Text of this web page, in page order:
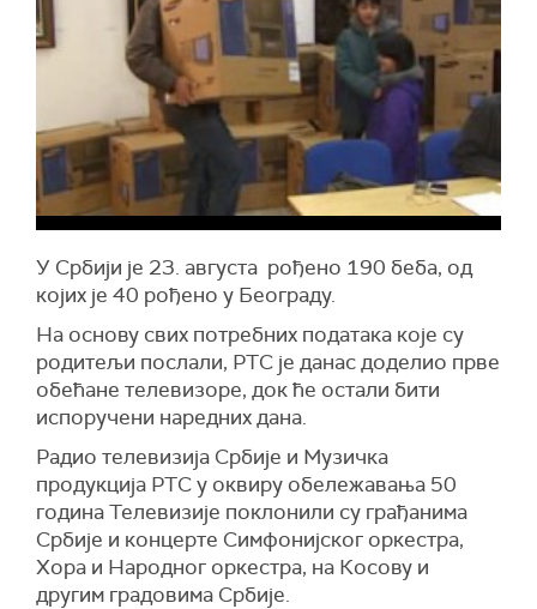
У Србији је 23. августа рођено 190 беба, од
којих је 40 рођено у Београду.
На основу свих потребних података које су
родитељи послали, РТС је данас доделио прве
обећане телевизоре, док ће остали бити
испоручени наредних дана.
Радио телевизија Србије и Музичка
продукција РТС у оквиру обележавања 50
година Телевизије поклонили су грађанима
Србије и концерте Симфонијског оркестра,
Хора и Народног оркестра, на Косову и
другим градовима Србије.